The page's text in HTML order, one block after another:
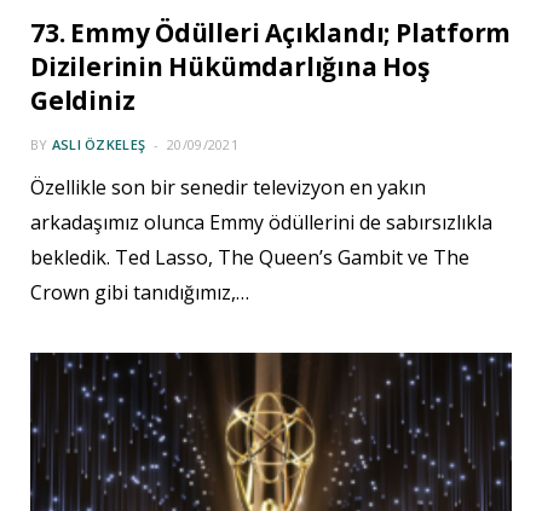
73. Emmy Ödülleri Açıklandı; Platform
Dizilerinin Hükümdarlığına Hoş
Geldiniz
BY ASLI ÖZKELEŞ 20/09/2021
Özellikle son bir senedir televizyon en yakın
arkadaşımız olunca Emmy ödüllerini de sabırsızlıkla
bekledik. Ted Lasso, The Queen’s Gambit ve The
Crown gibi tanıdığımız,…